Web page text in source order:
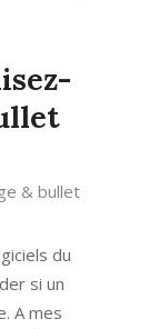
& bullet
du
si un
A mes